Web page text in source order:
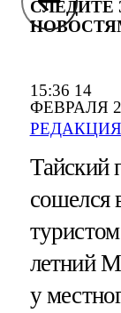
15:36 14
ФЕВРАЛЯ
СЛЕДИТЕ
Тайский
сошелся
летний
у